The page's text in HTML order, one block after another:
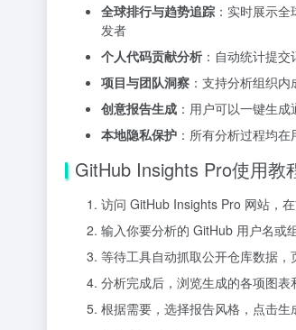
全球排行与趋势追踪 ：实时展示
发者
个人代码贡献分析 ：自动统计提
项目与团队洞察 ：支持分析组织
创意报告生成 ：用户可以一键生
本地隐私保护 ：所有分析过程均
GitHub Insights Pro使用教
访问 GitHub Insights Pro 网站，在
输入你要分析的 GitHub 用户名或
等待工具自动抓取公开仓库数据，
分析完成后，浏览生成的各项图表
根据需要，选择报告风格，点击生